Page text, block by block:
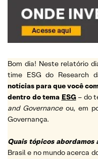
Bom dia! Neste relatório
time ESG do Research
notícias para que você
dentro do tema ESG – do
and Governance ou, em
Governança.
Quais tópicos abordamos
Brasil e no mundo acerca